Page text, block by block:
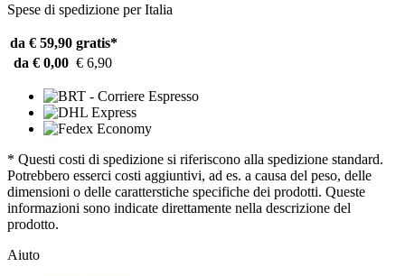
Spese di spedizione per Italia
da € 59,90 gratis*
da € 0,00 € 6,90
* Questi costi di spedizione si riferiscono alla spedizione standard.
Potrebbero esserci costi aggiuntivi, ad es. a causa del peso, delle
dimensioni o delle caratterstiche specifiche dei prodotti. Queste
informazioni sono indicate direttamente nella descrizione del
prodotto.
Aiuto